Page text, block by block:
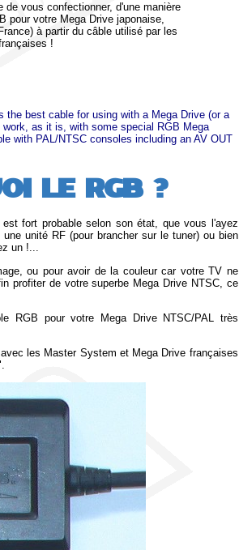
vous confectionner, d'une manière
pour votre Mega Drive japonaise,
à partir du câble utilisé par les
!
the best cable for using with a Mega Drive (or a
as it is, with some special RGB Mega
with PAL/NTSC consoles including an AV OUT
LE RGB ?
fort probable selon son état, que vous l'ayez
unité RF (pour brancher sur le tuner) ou bien
un !...
ou pour avoir de la couleur car votre TV ne
profiter de votre superbe Mega Drive NTSC, ce
RGB pour votre Mega Drive NTSC/PAL très
les Master System et Mega Drive françaises